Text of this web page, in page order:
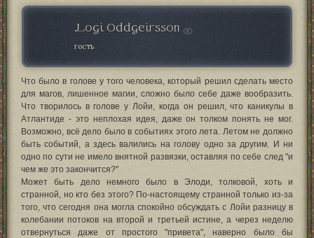
Logi Oddgeirsson
гость
Что было в голове у того человека, который решил сделать место
для магов, лишенное магии, сложно было себе даже вообразить.
Что творилось в голове у Лойи, когда он решил, что каникулы в
Атлантиде - это неплохая идея, даже он толком понять не мог.
Возможно, всё дело было в событиях этого лета. Летом не должно
быть событий, а здесь валились на голову одно за другим. И ни
одно по сути не имело внятной развязки, оставляя по себе след "и
чем же это закончится?"
Может быть дело немного было в Элоди, толковой, хоть и
странной, но кто без этого? По-настоящему странной только из-за
того, что сегодня она могла спокойно обсуждать с Лойи разницу в
колебании потоков на второй и третьей истине, а через неделю
отвернуться даже от простого "привета", наверно было бы